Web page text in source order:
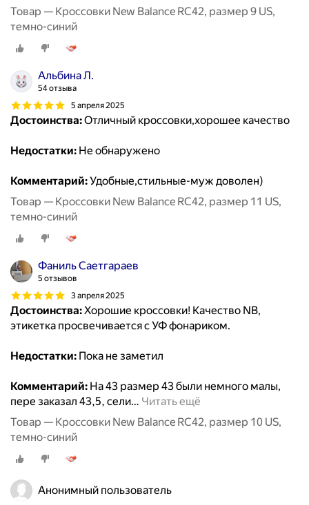
Товар — Кроссовки New Balance RC42, размер 9 US,
темно-синий
Альбина Л.
54 отзыва
5 апреля 2025
Достоинства:Отличный кроссовки,хорошее качество
Недостатки: Не обнаружено
Комментарий:Удобные,стильные-муж доволен)
Товар — Кроссовки New Balance RC42, размер 11 US,
темно-синий
Фаниль Саетгараев
5 отзывов
3 апреля 2025
Достоинства:Хорошие кроссовки! Качество NB,
этикетка просвечивается с УФ фонариком.
Недостатки: Пока не заметил
Комментарий: На 43 размер 43 были немного малы,
пере заказал 43,5, сели… Читать ещё
Товар — Кроссовки New Balance RC42, размер 10 US,
темно-синий
Анонимный пользователь